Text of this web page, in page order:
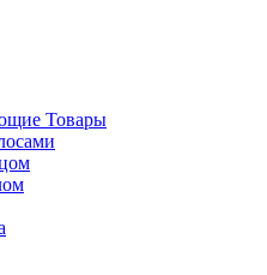
Товары